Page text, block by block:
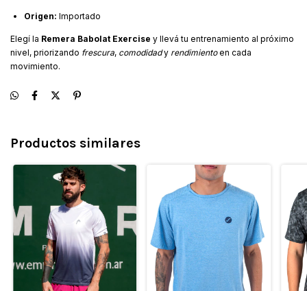
Origen: Importado
Elegí la Remera Babolat Exercise y llevá tu entrenamiento al próximo
nivel, priorizando frescura, comodidady rendimientoen cada
movimiento.
Productos similares